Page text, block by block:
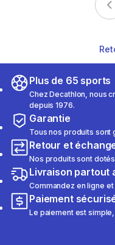
Plus de 65 sports
Chez Decathlon, nous
depuis 1976.
Garantie
Tous nos produits sont
Retour et
Nos produits sont
Livraison partout
Commandez en ligne
Paiement
Le paiement est